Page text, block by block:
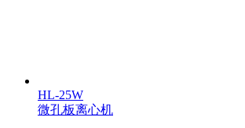
HL-25W
微孔板离心机